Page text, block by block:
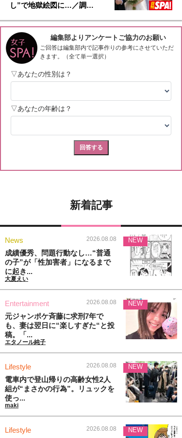
し”で地獄絵図に…／調…
新着記事
News 2026.08.08
成績優秀、問題行動なし…“普通
の子”が「性加害者」になるまで
に起き...
大夏えい
NEW
Entertainment 2026.08.08
元ジャンポケ斉藤に求刑7年で
も、妻は翌日に“楽しすぎた“と投
稿。「...
エタノール純子
NEW
Lifestyle 2026.08.08
電車内で登山帰りの高齢女性2人
組が“まさかの行為”。リュックを
使っ...
maki
NEW
Lifestyle 2026.08.08 NEW